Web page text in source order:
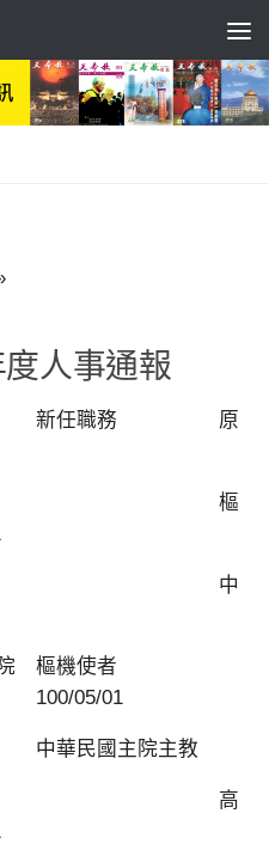
人事通報
位 新任職務 原
傑 樞
樞機使者
01
院主教
駿 高